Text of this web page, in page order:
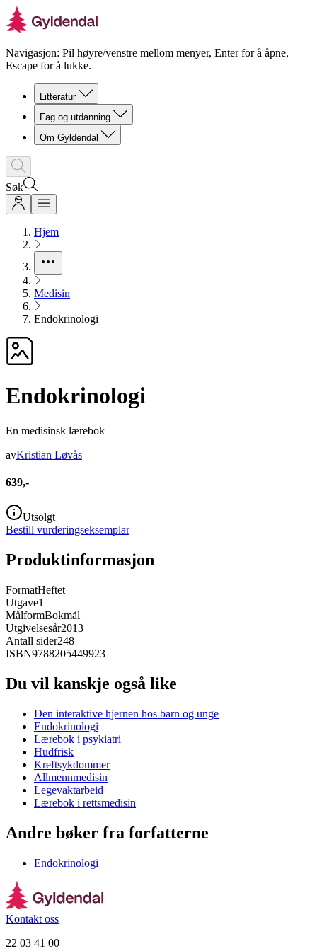
Navigasjon: Pil høyre/venstre mellom menyer, Enter for å åpne,
Escape for å lukke.
Litteratur
Fag og utdanning
Om Gyldendal
Søk
Hjem
Medisin
Endokrinologi
Endokrinologi
En medisinsk lærebok
avKristian Løvås
639,-
Utsolgt
Bestill vurderingseksemplar
Produktinformasjon
FormatHeftet
Utgave1
MålformBokmål
Utgivelsesår2013
Antall sider248
ISBN9788205449923
Du vil kanskje også like
Den interaktive hjernen hos barn og unge
Endokrinologi
Lærebok i psykiatri
Hudfrisk
Kreftsykdommer
Allmennmedisin
Legevaktarbeid
Lærebok i rettsmedisin
Andre bøker fra forfatterne
Endokrinologi
Kontakt oss
22 03 41 00